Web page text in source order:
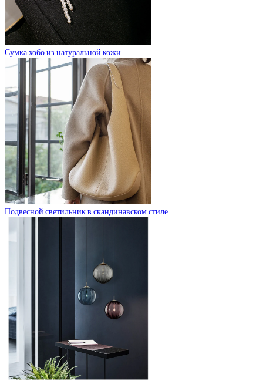
Сумка хобо из натуральной кожи
Подвесной светильник в скандинавском стиле